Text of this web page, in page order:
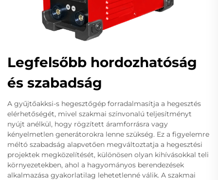
Legfelsőbb hordozhatóság
és szabadság
A gyűjtőakksi-s hegesztőgép forradalmasítja a hegesztés
elérhetőségét, mivel szakmai színvonalú teljesítményt
nyújt anélkül, hogy rögzített áramforrásra vagy
kényelmetlen generátorokra lenne szükség. Ez a figyelemre
méltó szabadság alapvetően megváltoztatja a hegesztési
projektek megközelítését, különösen olyan kihívásokkal teli
környezetekben, ahol a hagyományos berendezések
alkalmazása gyakorlatilag lehetetlenné válik. A szakmai